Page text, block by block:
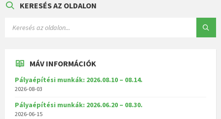
KERESÉS AZ OLDALON
MÁV INFORMÁCIÓK
Pályaépítési munkák: 2026.08.10 – 08.14.
2026-08-03
Pályaépítési munkák: 2026.06.20 – 08.30.
2026-06-15